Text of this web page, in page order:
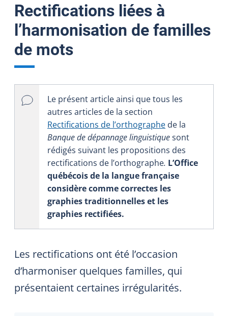
Rectifications liées à
l’harmonisation de familles
de mots
Le présent article ainsi que tous les
autres articles de la section
Rectifications de l’orthographe de la
Banque de dépannage linguistiquesont
rédigés suivant les propositions des
rectifications de l’orthographe. L’Office
québécois de la langue française
considère comme correctes les
graphies traditionnelles et les
graphies rectifiées.
Les rectifications ont été l’occasion
d’harmoniser quelques familles, qui
présentaient certaines irrégularités.